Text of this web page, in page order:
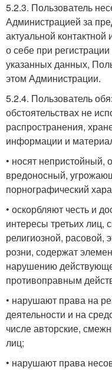
5.2.3. Пользователь
Администрацией за
актуальной
о себе при
указанных данных,
этом Администрации.
5.2.4. Пользователь
обстоятельствах не
распространения,
информации и
• носят непристойный,
вредоносный,
порнографический
• оскорбляют честь и
интересы третьих лиц,
религиозной, расовой,
розни, содержат
нарушению
противоправным
• нарушают права на
деятельности и на
числе авторские,
лиц;
• нарушают права